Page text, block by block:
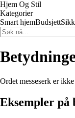
Hjem Og Stil
Kategorier
Smart hjemBudsjett
Ordet messeserk er
Eksempler på